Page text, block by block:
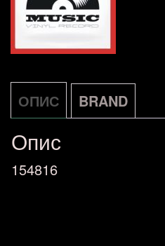
ОПИС BRAND
Опис
154816